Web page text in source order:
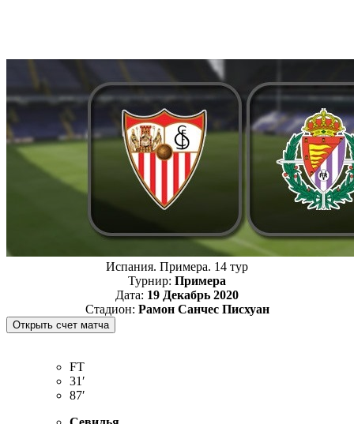
Испания. Примера. 14 тур
Турнир: Примера
Дата: 19 Декабрь 2020
Стадион: Рамон Санчес Писхуан
FT
31′
87′